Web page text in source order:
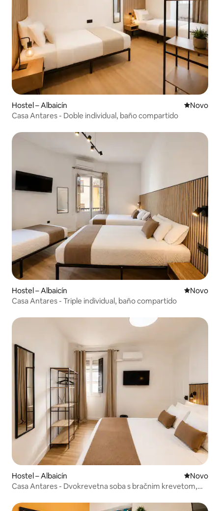
Hostel – Albaicín Novi
Novo
Casa Antares - Doble individual, baño compartido
Hostel – Albaicín Novi
Novo
Casa Antares - Triple individual, baño compartido
Hostel – Albaicín Novi
Novo
Casa Antares - Dvokrevetna soba s bračnim krevetom,